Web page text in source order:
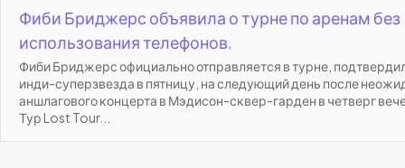
Фиби Бриджерс объявила о турне по аренам без
использования телефонов.
Фиби Бриджерс официально отправляется в турне,
инди-суперзвезда в пятницу, на следующий день после
аншлагового концерта в Мэдисон-сквер-гарден в четверг
Тур Lost Tour...